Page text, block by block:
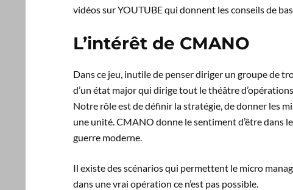
vidéos sur YOUTUBE qui donnent les conseils de
L’intérêt de CMANO
Dans ce jeu, inutile de penser diriger un groupe de
d’un état major qui dirige tout le théâtre
Notre rôle est de définir la stratégie, de donner les
une unité. CMANO donne le sentiment d’être dans
guerre moderne.
Il existe des scénarios qui permettent le micro
dans une vrai opération ce n’est pas possible.